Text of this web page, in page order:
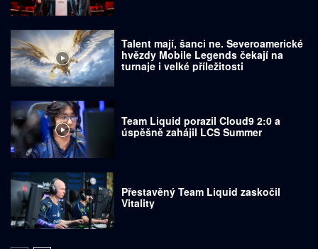
Talent mají, šanci ne. Severoamerické
hvězdy Mobile Legends čekají na
turnaje i velké příležitosti
Team Liquid porazil Cloud9 2:0 a
úspěšně zahájil LCS Summer
Přestavěný Team Liquid zaskočil
Vitality